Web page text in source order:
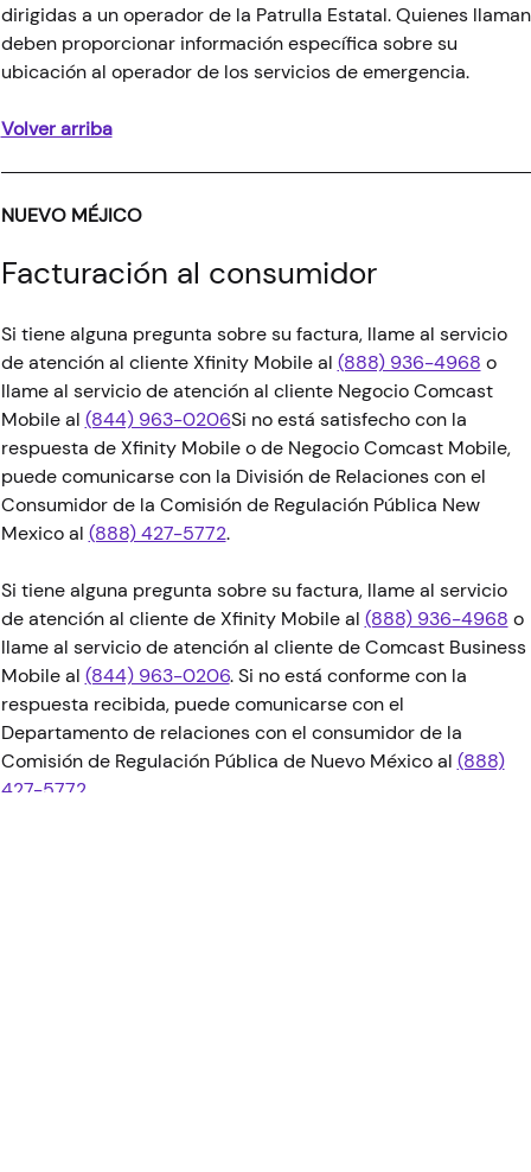
dirigidas a un operador de la Patrulla Estatal. Quienes llaman
deben proporcionar información específica sobre su
ubicación al operador de los servicios de emergencia.
Volver arriba
NUEVO MÉJICO
Facturación al consumidor
Si tiene alguna pregunta sobre su factura, llame al servicio
de atención al cliente Xfinity Mobile al (888) 936-4968 o
llame al servicio de atención al cliente Negocio Comcast
Mobile al (844) 963-0206Si no está satisfecho con la
respuesta de Xfinity Mobile o de Negocio Comcast Mobile,
puede comunicarse con la División de Relaciones con el
Consumidor de la Comisión de Regulación Pública New
Mexico al (888) 427-5772.
Si tiene alguna pregunta sobre su factura, llame al servicio
de atención al cliente de Xfinity Mobile al (888) 936-4968 o
llame al servicio de atención al cliente de Comcast Business
Mobile al (844) 963-0206. Si no está conforme con la
respuesta recibida, puede comunicarse con el
Departamento de relaciones con el consumidor de la
Comisión de Regulación Pública de Nuevo México al (888)
427-5772